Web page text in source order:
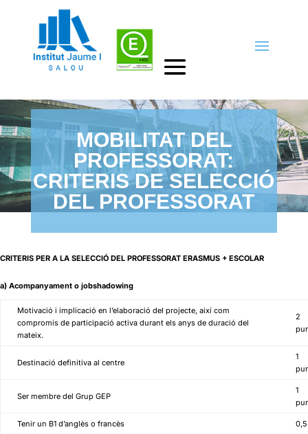
MOBILITAT DEL
PROFESSORAT:
CRITERIS DE SELECCIÓ
DEL PROFESSORAT
CRITERIS PER A LA SELECCIÓ DEL PROFESSORAT ERASMUS + ESCOLAR
a) Acompanyament o jobshadowing
Motivació i implicació en l’elaboració del projecte, així com
compromís de participació activa durant els anys de duració del
mateix.
2
Destinació definitiva al centre
1
Ser membre del Grup GEP
1
Tenir un B1 d’anglès o francès